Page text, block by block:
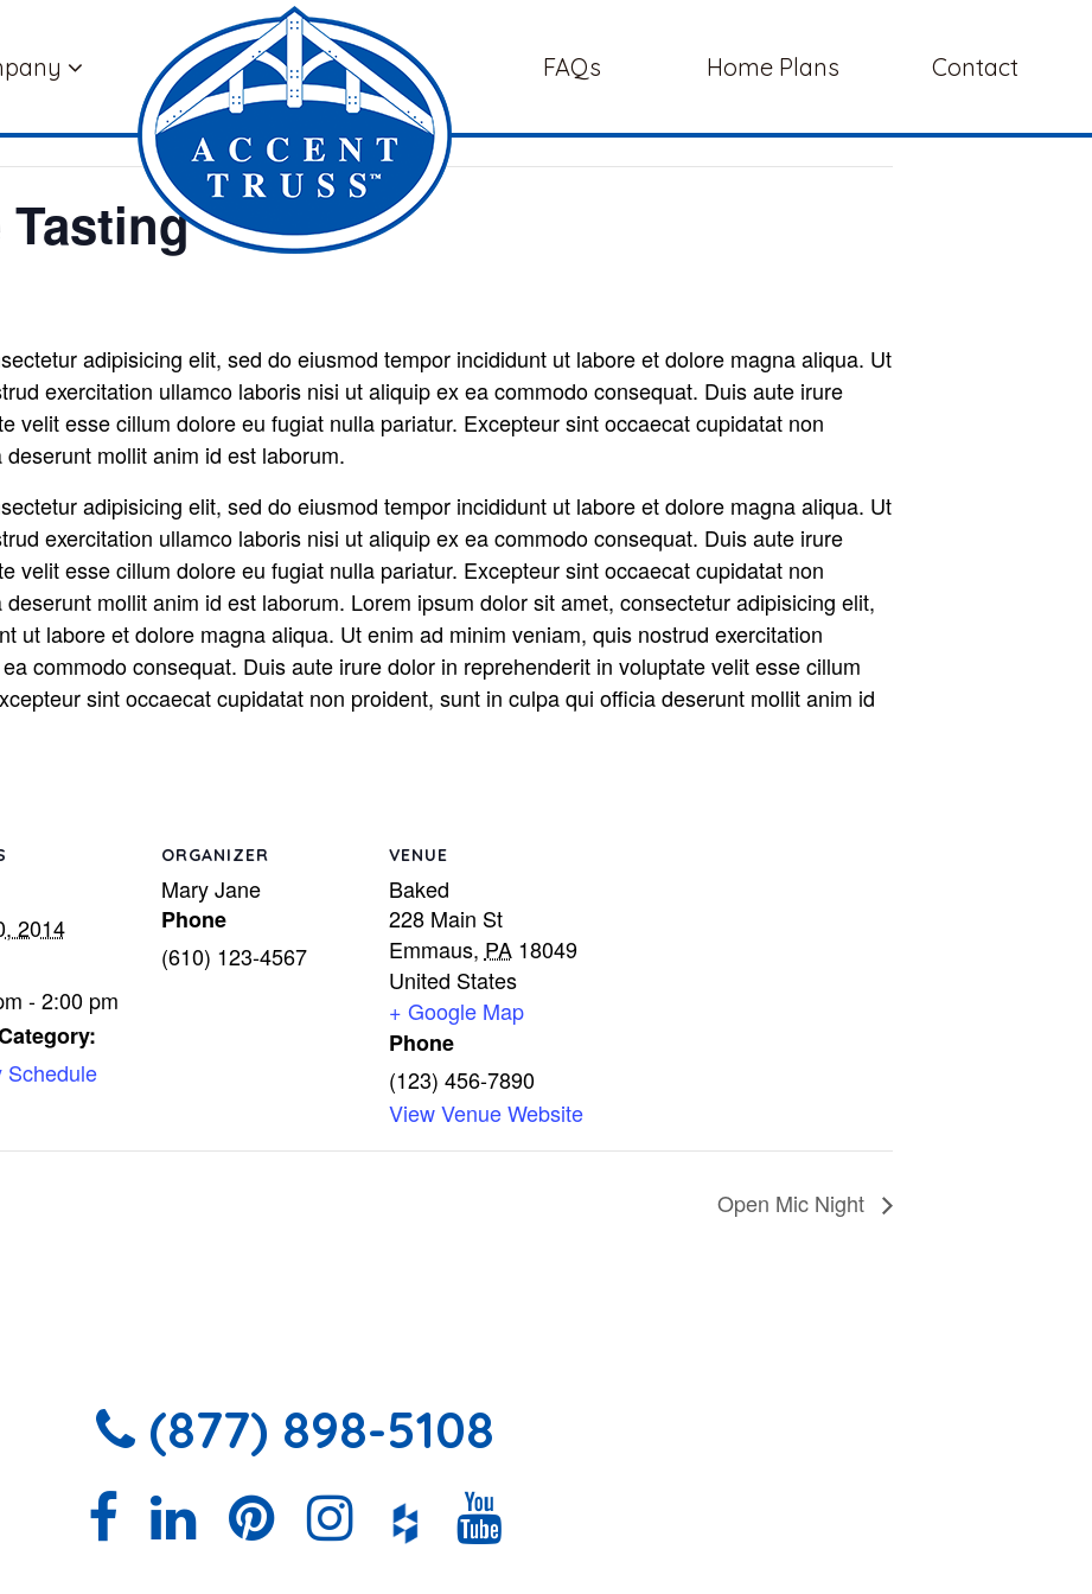
FAQs Home Plans Contact
Tasting
adipisicing elit, sed do eiusmod tempor incididunt ut labore et dolore magna aliqua. Ut
exercitation ullamco laboris nisi ut aliquip ex ea commodo consequat. Duis aute irure
velit esse cillum dolore eu fugiat nulla pariatur. Excepteur sint occaecat cupidatat non
mollit anim id est laborum.
adipisicing elit, sed do eiusmod tempor incididunt ut labore et dolore magna aliqua. Ut
exercitation ullamco laboris nisi ut aliquip ex ea commodo consequat. Duis aute irure
velit esse cillum dolore eu fugiat nulla pariatur. Excepteur sint occaecat cupidatat non
mollit anim id est laborum. Lorem ipsum dolor sit amet, consectetur adipisicing elit,
ut labore et dolore magna aliqua. Ut enim ad minim veniam, quis nostrud exercitation
commodo consequat. Duis aute irure dolor in reprehenderit in voluptate velit esse cillum
sint occaecat cupidatat non proident, sunt in culpa qui officia deserunt mollit anim id
2014
- 2:00 pm
Schedule
ORGANIZER
Mary Jane
Phone
(610) 123-4567
VENUE
Baked
228 Main St
Emmaus, PA 18049
United States
+ Google Map
Phone
(123) 456-7890
View Venue Website
Open Mic Night
(877) 898-5108